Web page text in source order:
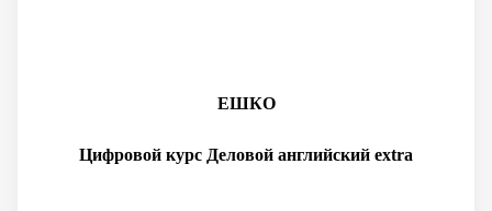
ЕШКО
Цифровой курс Деловой английский extra